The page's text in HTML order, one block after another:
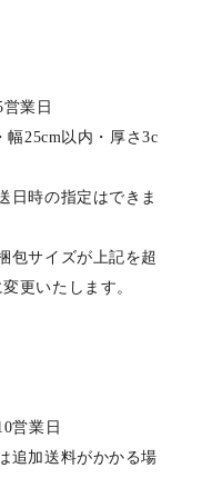
業日
幅25cm以内・厚さ3c
日時の指定はできま
包サイズが上記を超
更いたします。
営業日
追加送料がかかる場